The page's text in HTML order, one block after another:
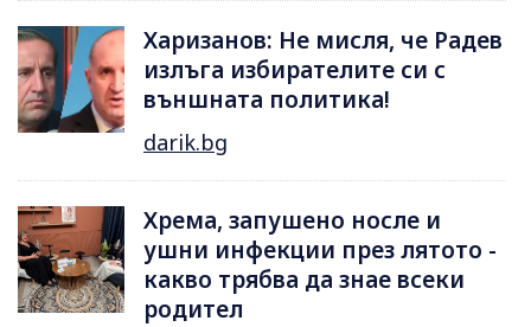
Харизанов: Не мисля, че Радев
излъга избирателите си с
външната политика!
darik.bg
Хрема, запушено носле и
ушни инфекции през лятотo -
какво трябва да знае всеки
родител